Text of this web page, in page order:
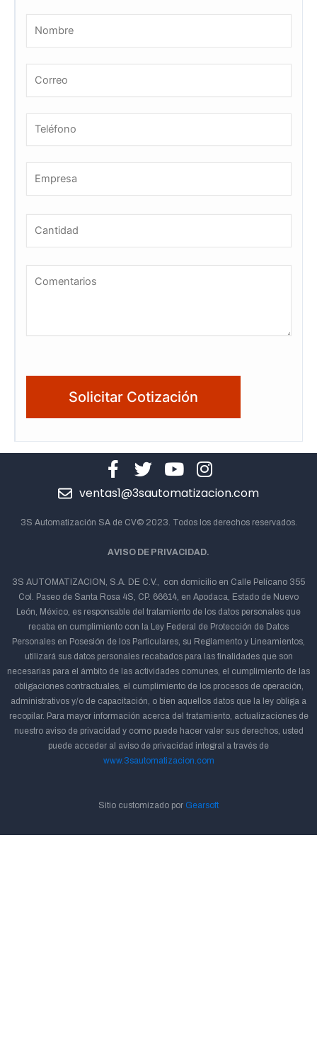
ventas1@3sautomatizacion.com
3S Automatización SA de CV© 2023. Todos los derechos reservados.
AVISO DE PRIVACIDAD.
3S AUTOMATIZACION, S.A. DE C.V., con domicilio en Calle Pelícano 355
Col. Paseo de Santa Rosa 4S, CP. 66614, en Apodaca, Estado de Nuevo
León, México, es responsable del tratamiento de los datos personales que
recaba en cumplimiento con la Ley Federal de Protección de Datos
Personales en Posesión de los Particulares, su Reglamento y Lineamientos,
utilizará sus datos personales recabados para las finalidades que son
necesarias para el ámbito de las actividades comunes, el cumplimiento de las
obligaciones contractuales, el cumplimiento de los procesos de operación,
administrativos y/o de capacitación, o bien aquellos datos que la ley obliga a
recopilar. Para mayor información acerca del tratamiento, actualizaciones de
nuestro aviso de privacidad y como puede hacer valer sus derechos, usted
puede acceder al aviso de privacidad integral a través de
www.3sautomatizacion.com
Sitio customizado por Gearsoft